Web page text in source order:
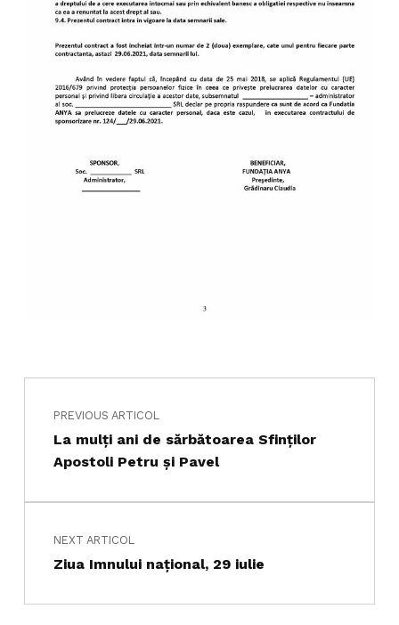
Skip back to main navigation
Navigare în articole
PREVIOUS ARTICOL
La mulți ani de sărbătoarea Sfinților
Apostoli Petru şi Pavel
NEXT ARTICOL
Ziua Imnului naţional, 29 iulie